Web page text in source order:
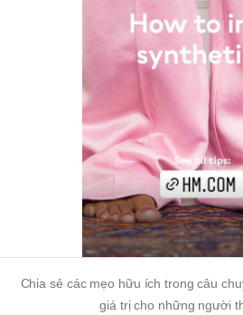
Chia sẻ các mẹo hữu ích trong câu
giá trị cho những người